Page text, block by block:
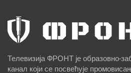
Телевизија ФРОНТ је образовно-
канал који се посвећује